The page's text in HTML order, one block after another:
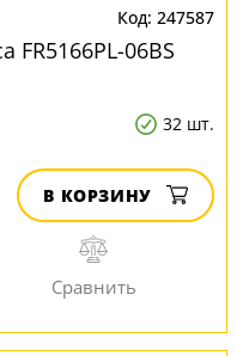
247587
FR5166PL-06BS
32 шт.
В КОРЗИНУ